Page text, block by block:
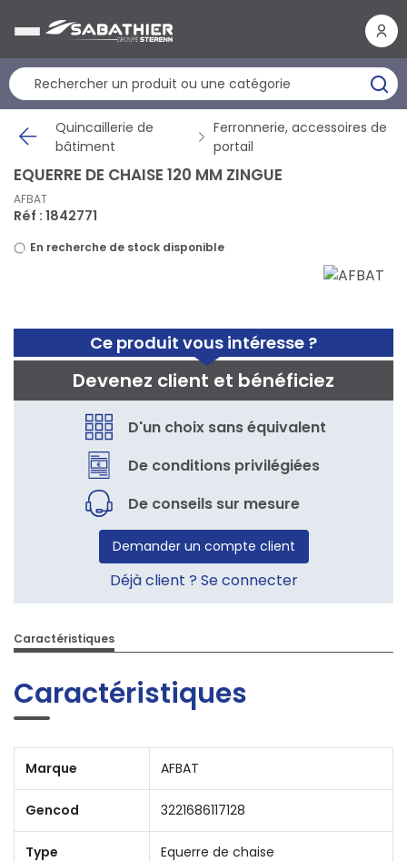
Quincaillerie de
bâtiment
Ferronnerie, accessoires de
portail
Ce produit vous intéresse ?
Devenez client et bénéficiez
D'un choix sans équivalent
De conditions privilégiées
De conseils sur mesure
Demander un compte client
Déjà client ? Se connecter
EQUERRE DE CHAISE 120 MM ZINGUE
AFBAT
Réf : 1842771
En recherche de stock disponible
Caractéristiques
Caractéristiques
Marque AFBAT
Gencod 3221686117128
Type Equerre de chaise